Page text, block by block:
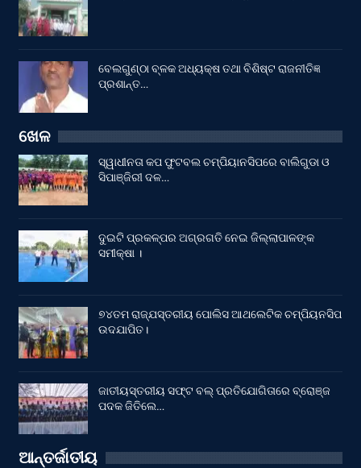
ବେଲଗୁଣ୍ଠା ବ୍ଳକ ଅଧ୍ୟକ୍ଷ ତଥା ବିଶିଷ୍ଟ ରାଜନୀତିଜ୍ଞ
ପ୍ରଶାନ୍ତ…
ଖେଳ
ସ୍ୱାଧୀନତା କପ ଫୁଟବଲ ଚମ୍ପିୟାନସିପରେ ବାଲିଗୁଡା ଓ
ସିପାଞ୍ଜିରୀ ଦଳ…
ଦୁଇଟି ପ୍ରକଳ୍ପର ଅଗ୍ରଗତି ନେଇ ଜିଲ୍ଲାପାଳଙ୍କ
ସମୀକ୍ଷା ।
୭୪ତମ ରାଜ୍ଯସ୍ତରୀୟ ପୋଲିସ ଆଥଲେଟିକ ଚମ୍ପିୟନସିପ
ଉଦଯାପିତ।
ଜାତୀୟସ୍ତରୀୟ ସଫ୍ଟ ବଲ୍ ପ୍ରତିଯୋଗିତାରେ ବ୍ରୋଞ୍ଜ
ପଦକ ଜିତିଲେ…
ଆନ୍ତର୍ଜାତୀୟ